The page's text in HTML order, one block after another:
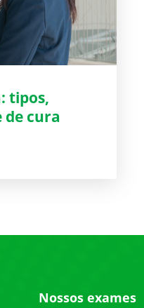
tipos,
de cura
Nossos exames